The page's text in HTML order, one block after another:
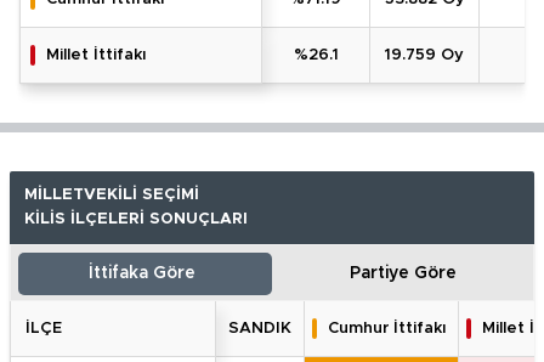
Millet İttifakı %26.1 19.759 Oy
MİLLETVEKİLİ SEÇİMİ
KİLİS İLÇELERİ SONUÇLARI
İttifaka Göre Partiye Göre
İLÇE SANDIK Cumhur İttifakı Millet